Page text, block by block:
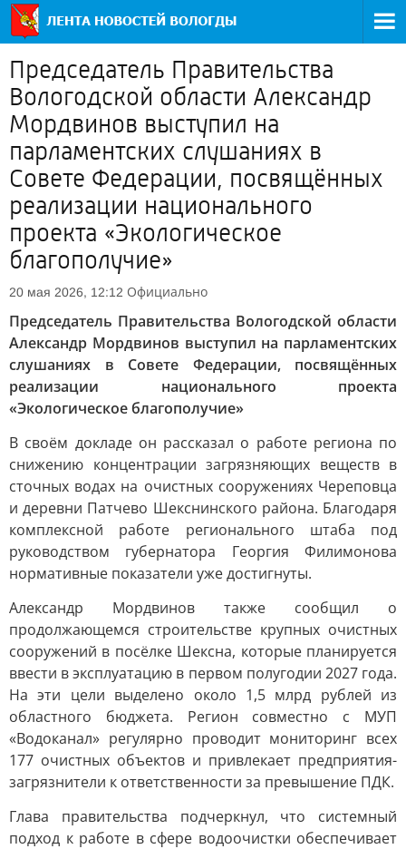
Председатель Правительства
Вологодской области Александр
Мордвинов выступил на
парламентских слушаниях в
Совете Федерации, посвящённых
реализации национального
проекта «Экологическое
благополучие»
20 мая 2026, 12:12 Официально
Председатель Правительства Вологодской области
Александр Мордвинов выступил на парламентских
слушаниях в Совете Федерации, посвящённых
реализации национального проекта
«Экологическое благополучие»
В своём докладе он рассказал о работе региона по
снижению концентрации загрязняющих веществ в
сточных водах на очистных сооружениях Череповца
и деревни Патчево Шекснинского района. Благодаря
комплексной работе регионального штаба под
руководством губернатора Георгия Филимонова
нормативные показатели уже достигнуты.
Александр Мордвинов также сообщил о
продолжающемся строительстве крупных очистных
сооружений в посёлке Шексна, которые планируется
ввести в эксплуатацию в первом полугодии 2027 года.
На эти цели выделено около 1,5 млрд рублей из
областного бюджета. Регион совместно с МУП
«Водоканал» регулярно проводит мониторинг всех
177 очистных объектов и привлекает предприятия-
загрязнители к ответственности за превышение ПДК.
Глава правительства подчеркнул, что системный
подход к работе в сфере водоочистки обеспечивает